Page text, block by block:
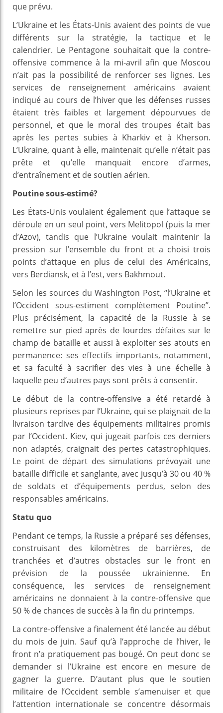
que prévu.
L’Ukraine et les États-Unis avaient des points de vue
différents sur la stratégie, la tactique et le
calendrier. Le Pentagone souhaitait que la contre-
offensive commence à la mi-avril afin que Moscou
n’ait pas la possibilité de renforcer ses lignes. Les
services de renseignement américains avaient
indiqué au cours de l’hiver que les défenses russes
étaient très faibles et largement dépourvues de
personnel, et que le moral des troupes était bas
après les pertes subies à Kharkiv et à Kherson.
L’Ukraine, quant à elle, maintenait qu’elle n’était pas
prête et qu’elle manquait encore d’armes,
d’entraînement et de soutien aérien.
Poutine sous-estimé?
Les États-Unis voulaient également que l’attaque se
déroule en un seul point, vers Melitopol (puis la mer
d’Azov), tandis que l’Ukraine voulait maintenir la
pression sur l’ensemble du front et a choisi trois
points d’attaque en plus de celui des Américains,
vers Berdiansk, et à l’est, vers Bakhmout.
Selon les sources du Washington Post, “l’Ukraine et
l’Occident sous-estiment complètement Poutine”.
Plus précisément, la capacité de la Russie à se
remettre sur pied après de lourdes défaites sur le
champ de bataille et aussi à exploiter ses atouts en
permanence: ses effectifs importants, notamment,
et sa faculté à sacrifier des vies à une échelle à
laquelle peu d’autres pays sont prêts à consentir.
Le début de la contre-offensive a été retardé à
plusieurs reprises par l’Ukraine, qui se plaignait de la
livraison tardive des équipements militaires promis
par l’Occident. Kiev, qui jugeait parfois ces derniers
non adaptés, craignait des pertes catastrophiques.
Le point de départ des simulations prévoyait une
bataille difficile et sanglante, avec jusqu’à 30 ou 40 %
de soldats et d’équipements perdus, selon des
responsables américains.
Statu quo
Pendant ce temps, la Russie a préparé ses défenses,
construisant des kilomètres de barrières, de
tranchées et d’autres obstacles sur le front en
prévision de la poussée ukrainienne. En
conséquence, les services de renseignement
américains ne donnaient à la contre-offensive que
50 % de chances de succès à la fin du printemps.
La contre-offensive a finalement été lancée au début
du mois de juin. Sauf qu’à l’approche de l’hiver, le
front n’a pratiquement pas bougé. On peut donc se
demander si l’Ukraine est encore en mesure de
gagner la guerre. D’autant plus que le soutien
militaire de l’Occident semble s’amenuiser et que
l’attention internationale se concentre désormais